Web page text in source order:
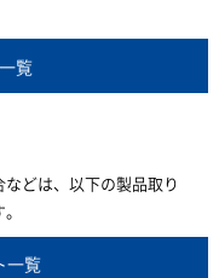
覧
どは、以下の製品取り
一覧